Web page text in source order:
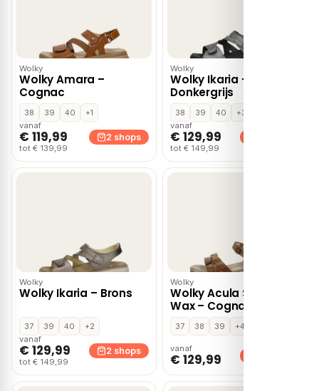
Wolky
Wolky Amara –
Cognac
38 39 40
+1
vanaf
€ 119,99
tot € 139,99
2 shops
Wolky
Wolky Ikaria –
Donkergrijs
38 39 40
+3
vanaf
€ 129,99
tot € 149,99
Wolky
Wolky Ikaria – Brons
37 39 40
+2
vanaf
€ 129,99
tot € 149,99
2 shops
Wolky
Wolky Acula Softy
Wax – Cognac
37 38 39 +4
vanaf
€ 129,99